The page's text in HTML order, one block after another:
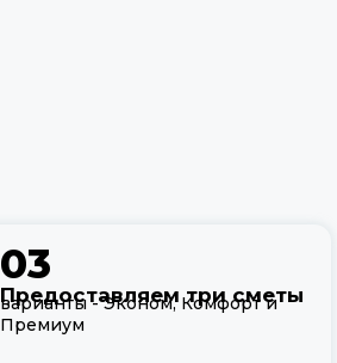
03
Предоставляем три сметы
варианты - Эконом, Комфорт и
Премиум